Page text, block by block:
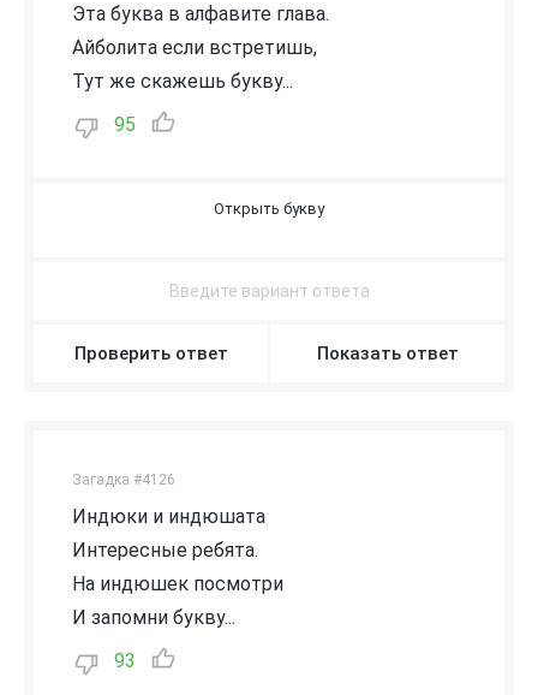
Эта буква в алфавите глава.
Айболита если встретишь,
Тут же скажешь букву...
95
Проверить ответ Показать ответ
Загадка #4126
Индюки и индюшата
Интересные ребята.
На индюшек посмотри
И запомни букву...
93